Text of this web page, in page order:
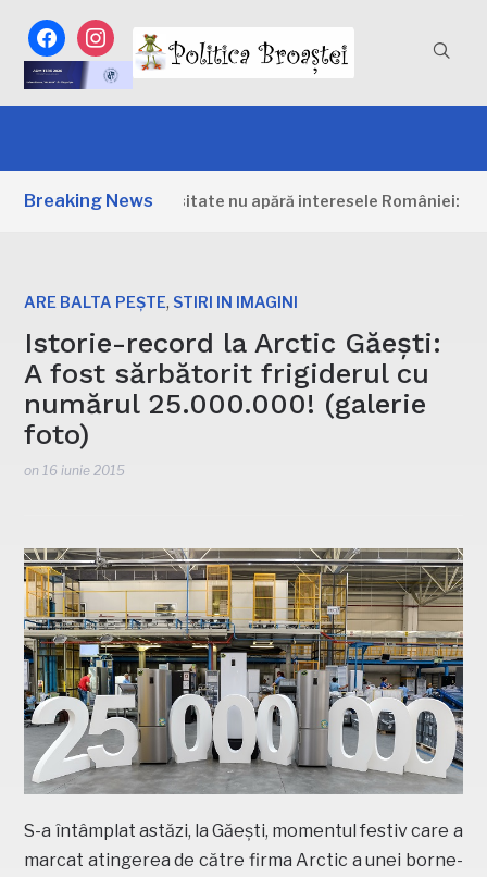
facebookinstagram
Breaking Newsnu apără interesele României: „Unul dintre
ARE BALTA PEȘTE, STIRI IN IMAGINI
Istorie-record la Arctic Găești:
A fost sărbătorit frigiderul cu
numărul 25.000.000! (galerie
foto)
on 16 iunie 2015
S-a întâmplat astăzi, la Găești, momentul festiv care a
marcat atingerea de către firma Arctic a unei borne-